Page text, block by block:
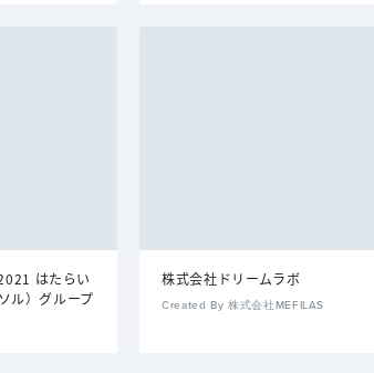
はたらい
ル）グループ
株式会社ドリームラボ
Created By 株式会社MEFILAS